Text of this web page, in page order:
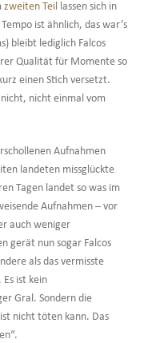
zweiten Teillassen sich in
ist ähnlich, das war’s
bleibt lediglich Falcos
Qualität für Momente so
einen Stich versetzt.
nicht einmal vom
Aufnahmen
landeten missglückte
Tagen landet so was im
Aufnahmen – vor
auch weniger
gerät nun sogar Falcos
als das vermisste
ist kein
Gral. Sondern die
nicht töten kann. Das